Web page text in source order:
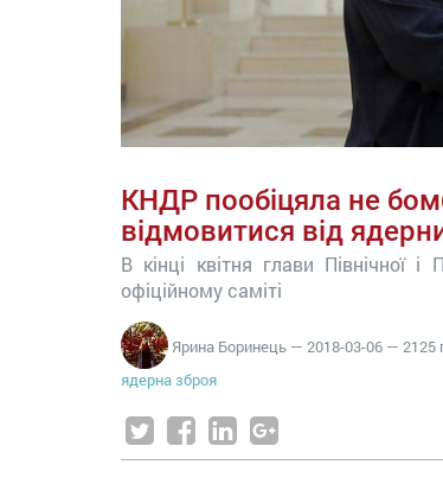
КНДР пообіцяла не
відмовитися від
В кінці квітня глави Північної
офіційному саміті
Ярина Боринець — 2018-03-06 — 2125
ядерна зброя